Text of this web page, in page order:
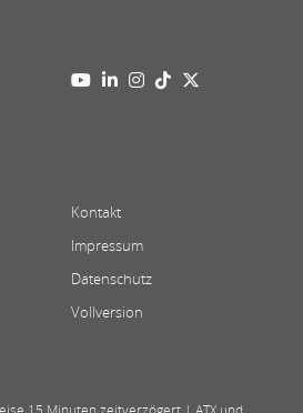
Kontakt
Impressum
Datenschutz
Vollversion